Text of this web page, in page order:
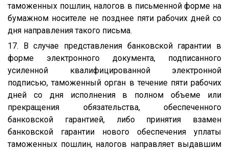
таможенных пошлин, налогов в письменной форме на
бумажном носителе не позднее пяти рабочих дней со
дня направления такого письма.
17. В случае представления банковской гарантии в
форме электронного документа, подписанного
усиленной квалифицированной электронной
подписью, таможенный орган в течение пяти рабочих
дней со дня исполнения в полном объеме или
прекращения обязательства, обеспеченного
банковской гарантией, либо принятия взамен
банковской гарантии нового обеспечения уплаты
таможенных пошлин, налогов направляет выдавшим